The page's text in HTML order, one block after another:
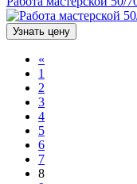
Узнать цену
«
1
2
3
4
5
6
7
8